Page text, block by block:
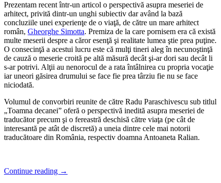
Prezentam recent într-un articol o perspectivă asupra meseriei de
arhitect, privită dintr-un unghi subiectiv dar având la bază
concluziile unei experienţe de o viaţă, de către un mare arhitect
român, Gheorghe Simotta. Premiza de la care pornisem era că există
multe meserii despre a căror esenţă şi realitate lumea ştie prea puţine.
O consecinţă a acestui lucru este că mulţi tineri aleg în necunoştinţă
de cauză o meserie croită pe altă măsură decât şi-ar dori sau decât li
s-ar potrivi. Alţii au nenorocul de a rata întâlnirea cu propria vocaţie
iar uneori găsirea drumului se face fie prea târziu fie nu se face
niciodată.
Volumul de convorbiri reunite de către Radu Paraschivescu sub titlul
„Toamna decanei” oferă o perspectivă inedită asupra meseriei de
traducător precum şi o fereastră deschisă către viaţa (pe cât de
interesantă pe atât de discretă) a uneia dintre cele mai notorii
traducătoare din România, respectiv doamna Antoaneta Ralian.
Continue reading →